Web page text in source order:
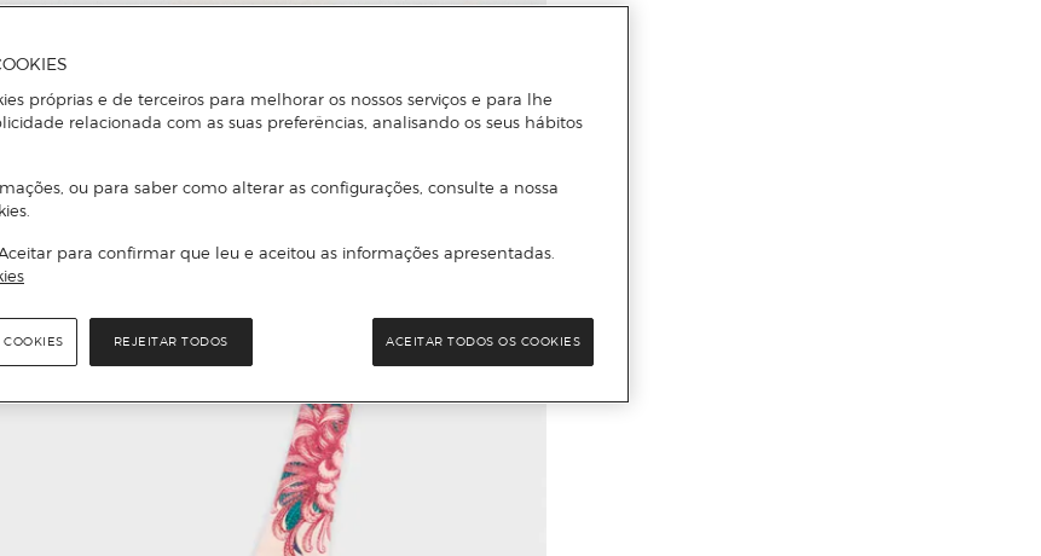
próprias e de terceiros para melhorar os nossos serviços e para lhe
relacionada com as suas preferências, analisando os seus hábitos
ou para saber como alterar as configurações, consulte a nossa
para confirmar que leu e aceitou as informações apresentadas.
REJEITAR TODOS ACEITAR TODOS OS COOKIES